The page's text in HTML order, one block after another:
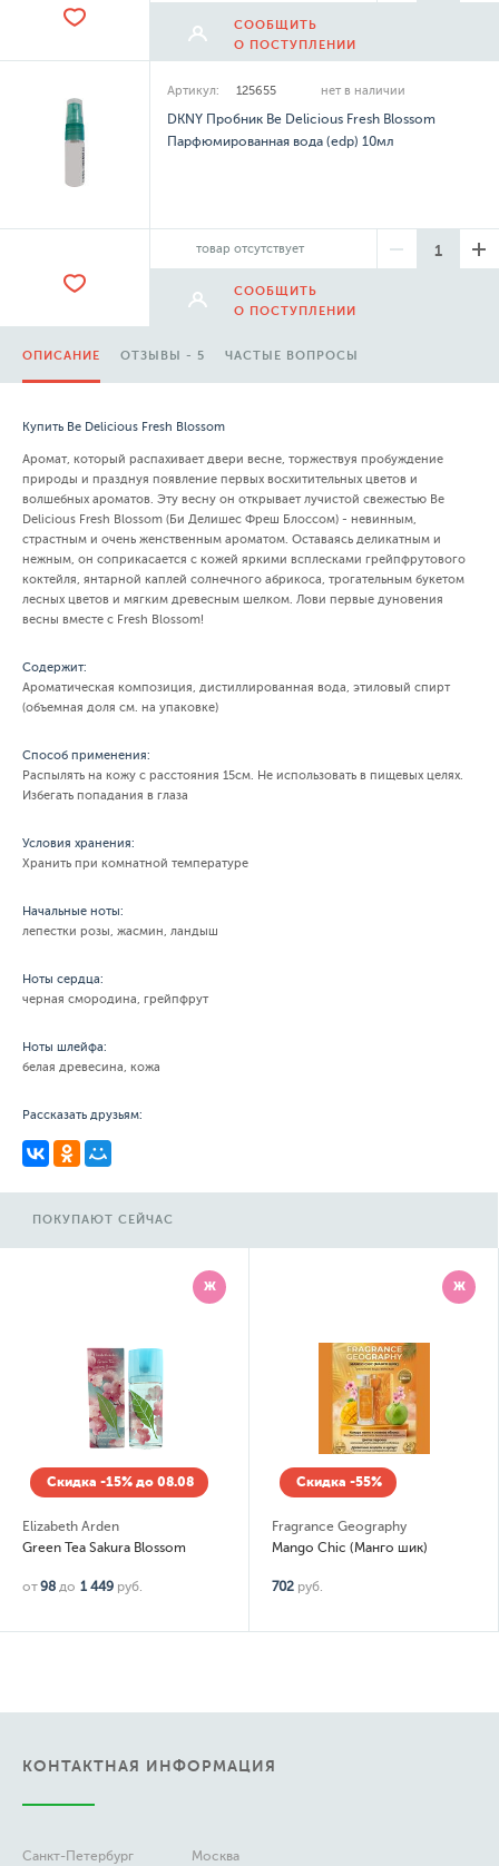
СООБЩИТЬ
О ПОСТУПЛЕНИИ
Артикул: 125655 нет в наличии
DKNY Пробник Be Delicious Fresh Blossom
Парфюмированная вода (edp) 10мл
товар отсутствует
СООБЩИТЬ
О ПОСТУПЛЕНИИ
ОПИСАНИЕ ОТЗЫВЫ - 5 ЧАСТЫЕ ВОПРОСЫ
Купить Be Delicious Fresh Blossom
Аромат, который распахивает двери весне, торжествуя пробуждение
природы и празднуя появление первых восхитительных цветов и
волшебных ароматов. Эту весну он открывает лучистой свежестью Be
Delicious Fresh Blossom (Би Делишес Фреш Блоссом) - невинным,
страстным и очень женственным ароматом. Оставаясь деликатным и
нежным, он соприкасается с кожей яркими всплесками грейпфрутового
коктейля, янтарной каплей солнечного абрикоса, трогательным букетом
лесных цветов и мягким древесным шелком. Лови первые дуновения
весны вместе с Fresh Blossom!
Содержит:
Ароматическая композиция, дистиллированная вода, этиловый спирт
(объемная доля см. на упаковке)
Способ применения:
Распылять на кожу с расстояния 15см. Не использовать в пищевых целях.
Избегать попадания в глаза
Условия хранения:
Хранить при комнатной температуре
Начальные ноты:
лепестки розы, жасмин, ландыш
Ноты сердца:
черная смородина, грейпфрут
Ноты шлейфа:
белая древесина, кожа
Рассказать друзьям:
ПОКУПАЮТ СЕЙЧАС
Ж
Скидка -15% до 08.08
Elizabeth Arden
Green Tea Sakura Blossom
от98 до 1 449 руб.
Ж
Скидка -55%
Fragrance Geography
Mango Chic (Манго шик)
702 руб.
КОНТАКТНАЯ ИНФОРМАЦИЯ
Санкт-Петербург Москва